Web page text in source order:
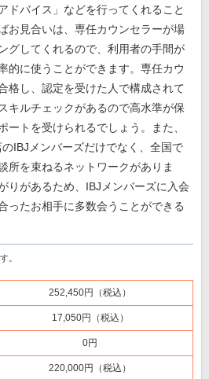
ドバイス」などを行ってくれること
お見合いは、専任カウンセラーが場
グしてくれるので、利用者の手間が
的に使うことができます。専任カウ
格し、認定を受けた人で構成されて
キルチェックがあるので高水準が保
ートを受けられるでしょう。また、
IBJメンバーズだけでなく、全国で
所を束ねるネットワークがありま
りがあるため、IBJメンバーズに入会
ったお相手に多数会うことができる
。
252,450円（税込）
17,050円（税込）
0円
220,000円（税込）